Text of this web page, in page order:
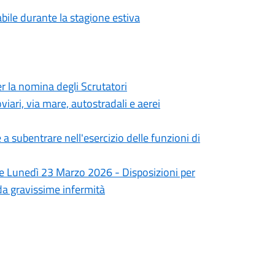
durante la stagione estiva
la nomina degli Scrutatori
via mare, autostradali e aerei
a subentrare nell'esercizio delle funzioni di
23 Marzo 2026 - Disposizioni per
gravissime infermità